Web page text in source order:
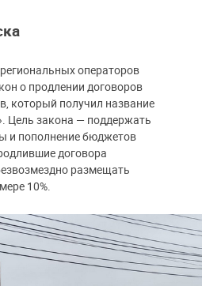
операторов
о продлении договоров
который получил название
Цель закона — поддержать
и пополнение бюджетов
договора
размещать
10%.